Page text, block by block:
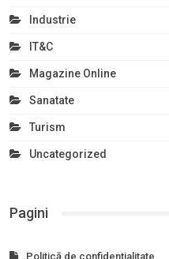
Industrie
IT&C
Magazine Online
Sanatate
Turism
Uncategorized
Pagini
Politică de confidențialitate